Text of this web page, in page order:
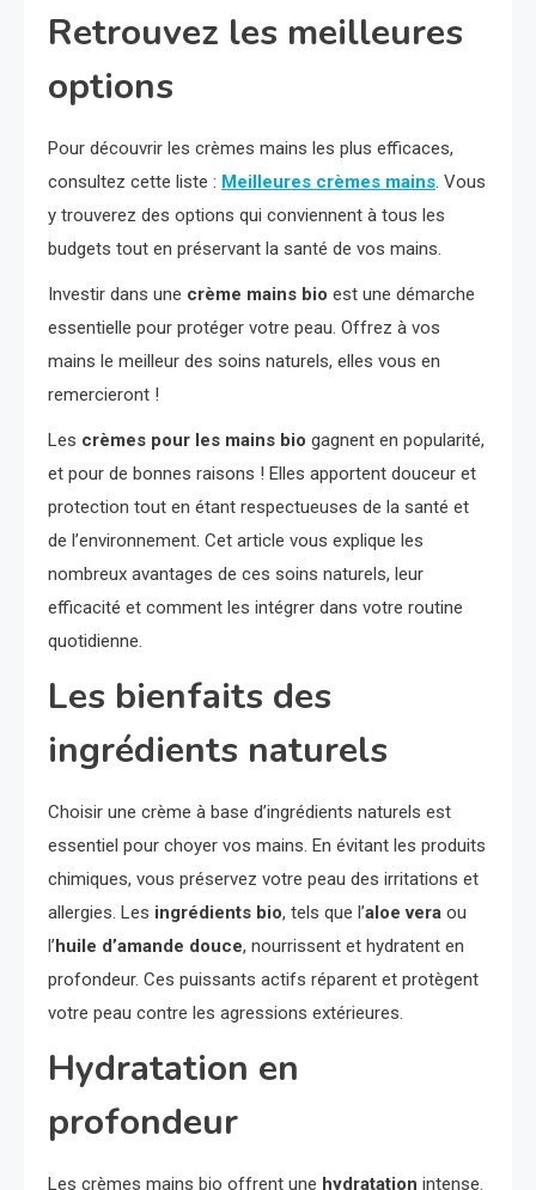
Retrouvez les meilleures
options
Pour découvrir les crèmes mains les plus efficaces,
consultez cette liste : Meilleures crèmes mains . Vous
y trouverez des options qui conviennent à tous les
budgets tout en préservant la santé de vos mains.
Investir dans une crème mains bio est une démarche
essentielle pour protéger votre peau. Offrez à vos
mains le meilleur des soins naturels, elles vous en
remercieront !
Les crèmes pour les mains bio gagnent en popularité,
et pour de bonnes raisons ! Elles apportent douceur et
protection tout en étant respectueuses de la santé et
de l’environnement. Cet article vous explique les
nombreux avantages de ces soins naturels, leur
efficacité et comment les intégrer dans votre routine
quotidienne.
Les bienfaits des
ingrédients naturels
Choisir une crème à base d’ingrédients naturels est
essentiel pour choyer vos mains. En évitant les produits
chimiques, vous préservez votre peau des irritations et
allergies. Les ingrédients bio, tels que l’aloe vera ou
l’huile d’amande douce, nourrissent et hydratent en
profondeur. Ces puissants actifs réparent et protègent
votre peau contre les agressions extérieures.
Hydratation en
profondeur
Les crèmes mains bio offrent une hydratation intense.